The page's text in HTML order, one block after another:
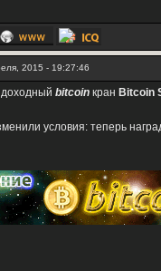
2015 - 19:27:46
bitcoin кран Bitcoin
условия: теперь